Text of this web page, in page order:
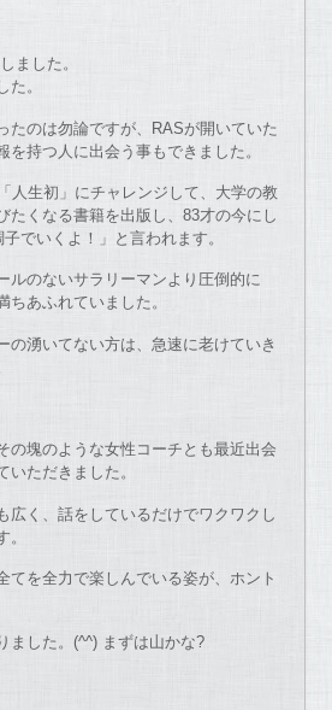
ました。
た。
たのは勿論ですが、RASが開いていた
を持つ人に出会う事もできました。
人生初」にチャレンジして、大学の教
たくなる書籍を出版し、83才の今にし
でいくよ！」と言われます。
ルのないサラリーマンより圧倒的に
ちあふれていました。
の湧いてない方は、急速に老けていき
の塊のような女性コーチとも最近出会
いただきました。
広く、話をしているだけでワクワクし
。
てを全力で楽しんでいる姿が、ホント
ました。(^^) まずは山かな?